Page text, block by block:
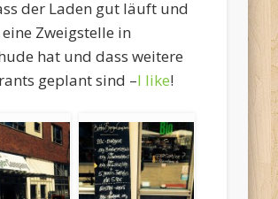
der Laden gut läuft und
Zweigstelle in
hat und dass weitere
geplant sind –I like!